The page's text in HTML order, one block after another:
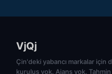
VjQj
Çin'deki yabancı markalar için
kuruluş yok. Ajans yok.